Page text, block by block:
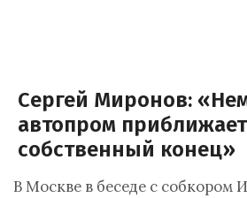
Сергей Миронов:
автопром
собственный конец»
В Москве в беседе с собкором